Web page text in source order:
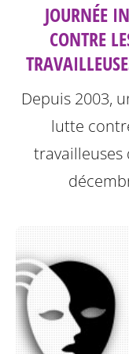
JOURNÉE
CONTRE
Depuis 2003,
lutte
travailleuses